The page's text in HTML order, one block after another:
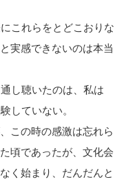
これらをとどこおりな
実感できないのは本当
し聴いたのは、私は
していない。
この時の感激は忘れら
頃であったが、文化会
く始まり、だんだんと